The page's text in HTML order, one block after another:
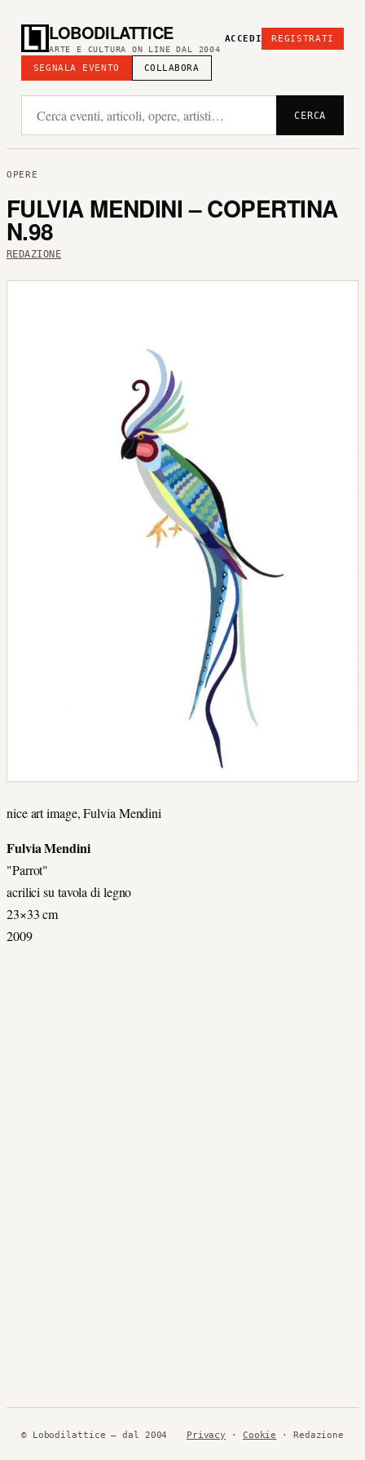
LOBODILATTICE
ARTE E CULTURA ON LINE DAL 2004
SEGNALA EVENTO COLLABORA
ACCEDI REGISTRATI
CERCA
OPERE
FULVIA MENDINI – COPERTINA
N.98
REDAZIONE
nice art image, Fulvia Mendini
Fulvia Mendini
"Parrot"
acrilici su tavola di legno
23×33 cm
2009
© Lobodilattice — dal 2004 Privacy · Cookie · Redazione